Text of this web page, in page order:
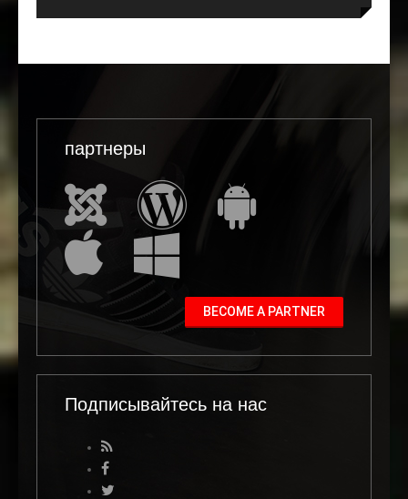
партнеры
BECOME A PARTNER
Подписывайтесь на нас